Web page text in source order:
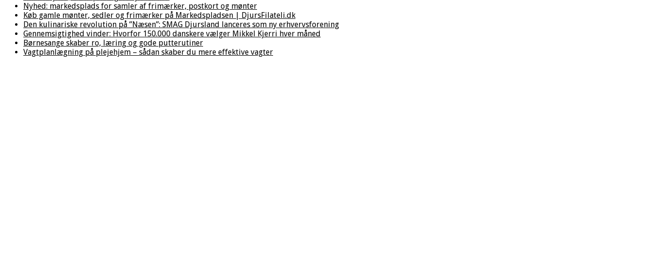
Nyhed: markedsplads for samler af frimærker, postkort og mønter
Køb gamle mønter, sedler og frimærker på Markedspladsen | DjursFilateli.dk
Den kulinariske revolution på ”Næsen”: SMAG Djursland lanceres som ny erhvervsforening
Gennemsigtighed vinder: Hvorfor 150.000 danskere vælger Mikkel Kjerri hver måned
Børnesange skaber ro, læring og gode putterutiner
Vagtplanlægning på plejehjem – sådan skaber du mere effektive vagter